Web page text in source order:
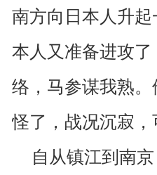
南方向日本人升
本人又准备进攻
络，马参谋我熟
怪了，战况沉寂
自从镇江到南